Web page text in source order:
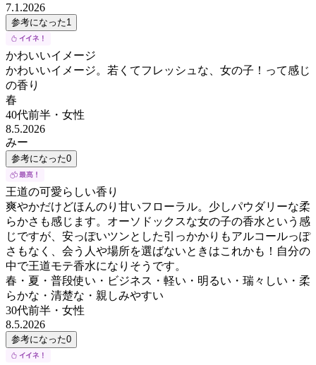
7.1.2026
参考になった1
かわいいイメージ
かわいいイメージ。若くてフレッシュな、女の子！って感じ
の香り
春
40代前半 ・ 女性
8.5.2026
みー
参考になった0
王道の可愛らしい香り
爽やかだけどほんのり甘いフローラル。少しパウダリーな柔
らかさも感じます。オーソドックスな女の子の香水という感
じですが、安っぽいツンとした引っかかりもアルコールっぽ
さもなく、会う人や場所を選ばないときはこれかも！自分の
中で王道モテ香水になりそうです。
春・夏・普段使い・ビジネス・軽い・明るい・瑞々しい・柔
らかな・清楚な・親しみやすい
30代前半 ・ 女性
8.5.2026
参考になった0